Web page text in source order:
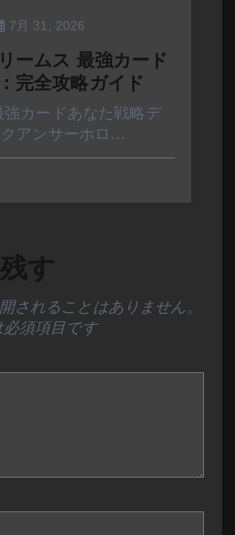
7月 31, 2026
ームス 最強カード
完全攻略ガイド
カードあなた戦略デ
アンサーホロ…
す
されることはありません。
須項目です